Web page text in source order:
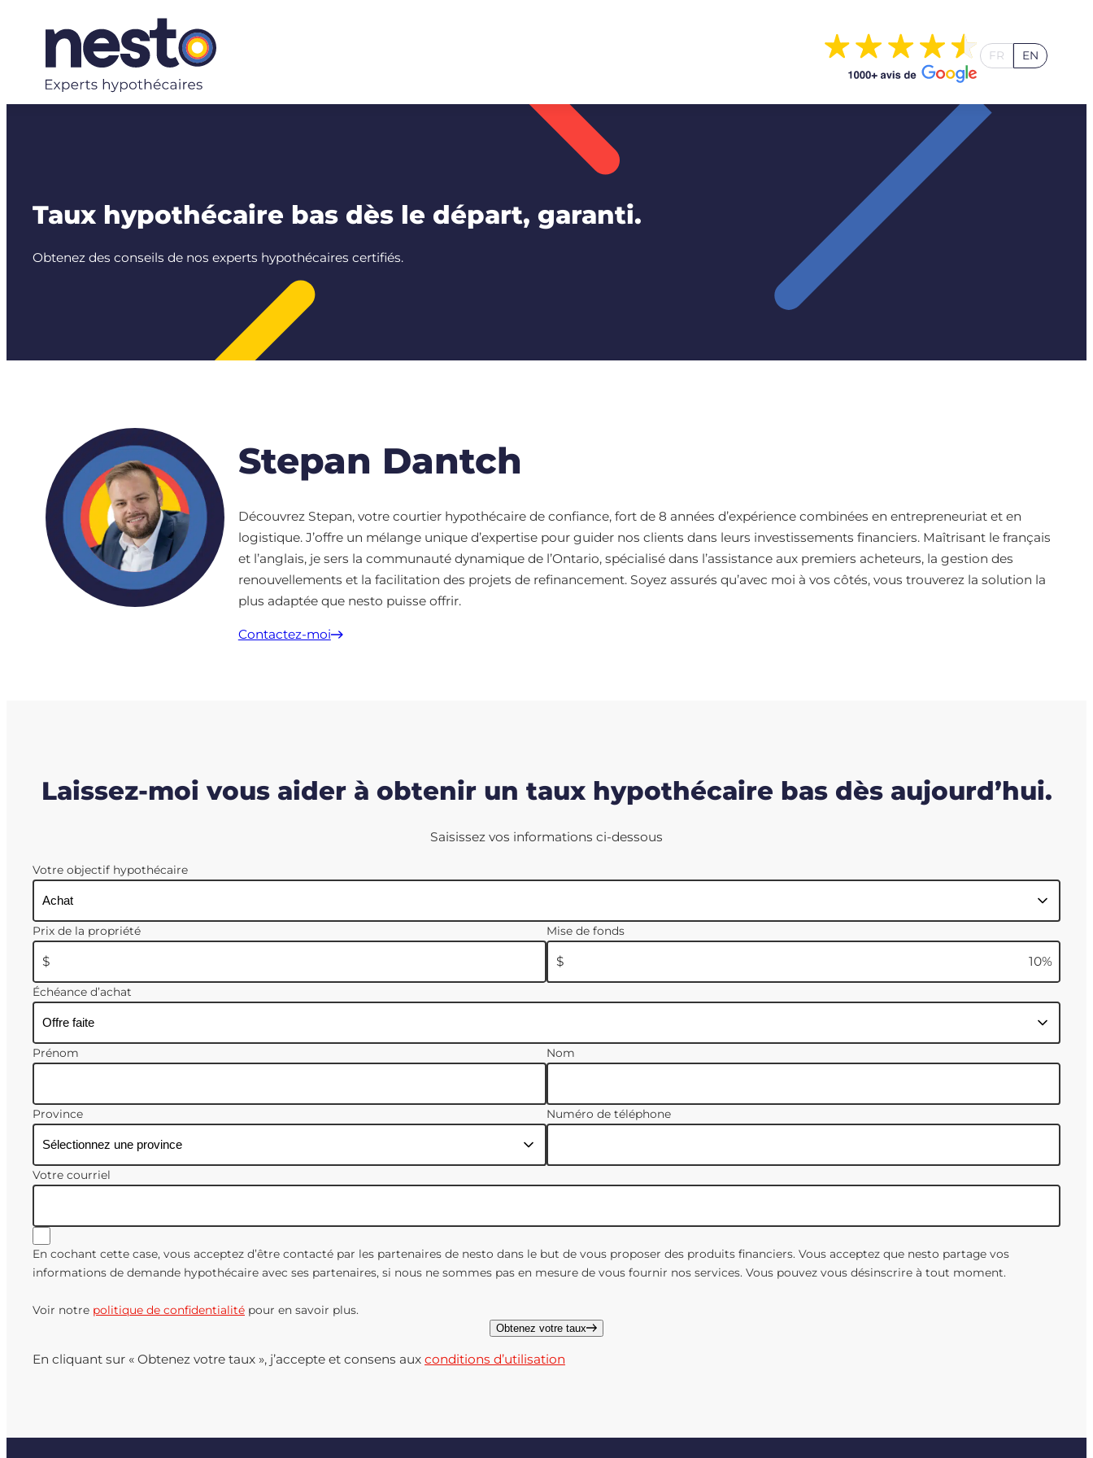
FR EN
Taux hypothécaire bas dès le départ, garanti.
Obtenez des conseils de nos experts hypothécaires certifiés.
Stepan Dantch
Découvrez Stepan, votre courtier hypothécaire de confiance, fort de 8 années d’expérience combinées en entrepreneuriat et en
logistique. J’offre un mélange unique d’expertise pour guider nos clients dans leurs investissements financiers. Maîtrisant le français
et l’anglais, je sers la communauté dynamique de l’Ontario, spécialisé dans l’assistance aux premiers acheteurs, la gestion des
renouvellements et la facilitation des projets de refinancement. Soyez assurés qu’avec moi à vos côtés, vous trouverez la solution la
plus adaptée que nesto puisse offrir.
Contactez-moi
Laissez-moi vous aider à obtenir un taux hypothécaire bas dès aujourd’hui.
Saisissez vos informations ci-dessous
Votre objectif hypothécaire
Prix de la propriété
$
Mise de fonds
$ 10%
Échéance d’achat
Prénom Nom
Province Numéro de téléphone
Votre courriel
En cochant cette case, vous acceptez d’être contacté par les partenaires de nesto dans le but de vous proposer des produits financiers. Vous acceptez que nesto partage vos
informations de demande hypothécaire avec ses partenaires, si nous ne sommes pas en mesure de vous fournir nos services. Vous pouvez vous désinscrire à tout moment.
Voir notre politique de confidentialité pour en savoir plus.
Obtenez votre taux
En cliquant sur « Obtenez votre taux », j’accepte et consens aux conditions d’utilisation